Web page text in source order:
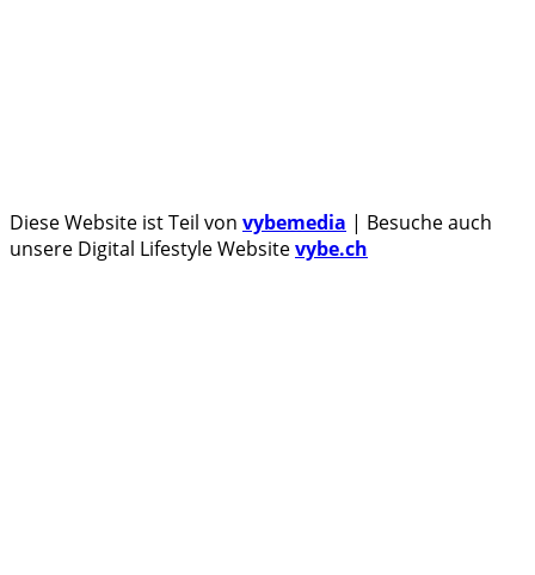
Diese Website ist Teil von vybemedia | Besuche auch
unsere Digital Lifestyle Websitevybe.ch